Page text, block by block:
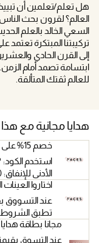
هل تعلم/تعلمين أن
العالم؟ لقرون بحث
تركيبتنا المبتكرة
ابتسامة تصمد أمام
للعالم ثقتك المتألقة.
هدايا مجانية مع هذا
خصم 15% على طلبك الأول من التطبيق!
الأدنى للإنفاق: 200 درهم
اختاروا العينات
تطبق الشروط
مجانا بطاقة هدايا